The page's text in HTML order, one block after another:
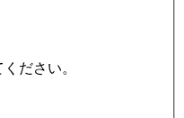
ださい。